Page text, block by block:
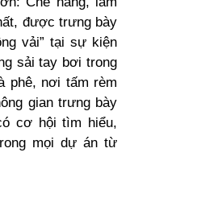
được trưng bày
vải” tại sự kiện
sải tay bơi trong
phê, nơi tấm rèm
gian trưng bày
cơ hội tìm hiểu,
mọi dự án từ